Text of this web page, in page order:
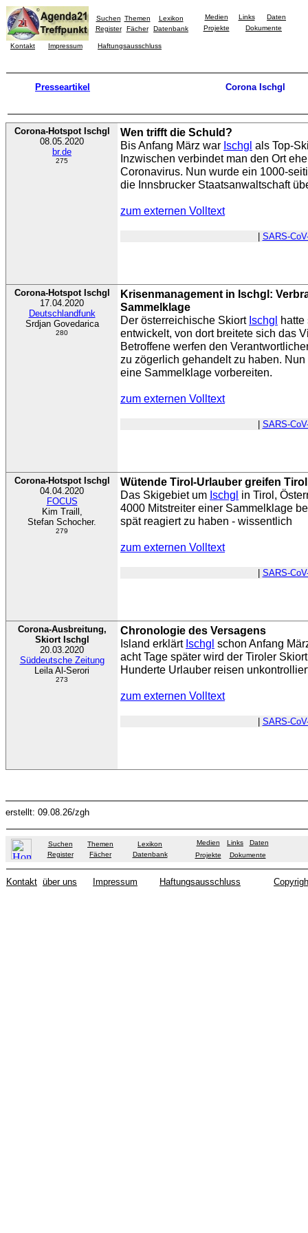
Suchen Themen
Lexikon
Register
Fächer Datenbank
Medien Links
Daten
Projekte
Dokumente
Kontakt Impressum Haftungsausschluss
Presseartikel Corona Ischgl
Corona-Hotspot Ischgl
08.05.2020
br.de
275
Wen trifft die Schuld?
Bis Anfang März war Ischgl als Top-
Inzwischen verbindet man den Ort
Coronavirus. Nun wurde ein 1000-
die Innsbrucker Staatsanwaltschaft
zum externen Volltext
SARS-
Corona-Hotspot Ischgl
17.04.2020
Deutschlandfunk
Srdjan Govedarica
280
Krisenmanagement in Ischgl:
Sammelklage
Der österreichische Skiort Ischgl hatte
entwickelt, von dort breitete sich das
Betroffene werfen den
zu zögerlich gehandelt zu haben.
eine Sammelklage vorbereiten.
zum externen Volltext
SARS-
Corona-Hotspot Ischgl
04.04.2020
FOCUS
Kim Traill,
Stefan Schocher.
279
Wütende Tirol-Urlauber greifen
Das Skigebiet um Ischgl in Tirol,
4000 Mitstreiter einer Sammelklage
spät reagiert zu haben - wissentlich
zum externen Volltext
SARS-
Corona-Ausbreitung,
Skiort Ischgl
20.03.2020
Süddeutsche Zeitung
Leila Al-Serori
273
Chronologie des Versagens
Island erklärt Ischgl schon Anfang
acht Tage später wird der Tiroler
Hunderte Urlauber reisen
zum externen Volltext
SARS-
erstellt: 09.08.26/zgh
Suchen Themen
Lexikon
Register
Fächer Datenbank
Medien Links
Daten
Projekte
Dokumente
Kontakt über uns Impressum Haftungsausschluss